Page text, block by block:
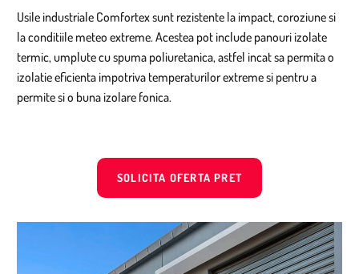
Usile industriale Comfortex sunt rezistente la impact, coroziune si
la conditiile meteo extreme. Acestea pot include panouri izolate
termic, umplute cu spuma poliuretanica, astfel incat sa permita o
izolatie eficienta impotriva temperaturilor extreme si pentru a
permite si o buna izolare fonica.
SOLICITA OFERTA PRET